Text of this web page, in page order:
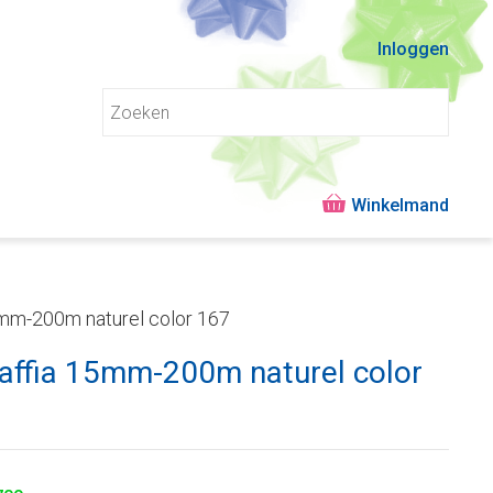
Inloggen
200m naturel color 167
15mm-200m naturel color